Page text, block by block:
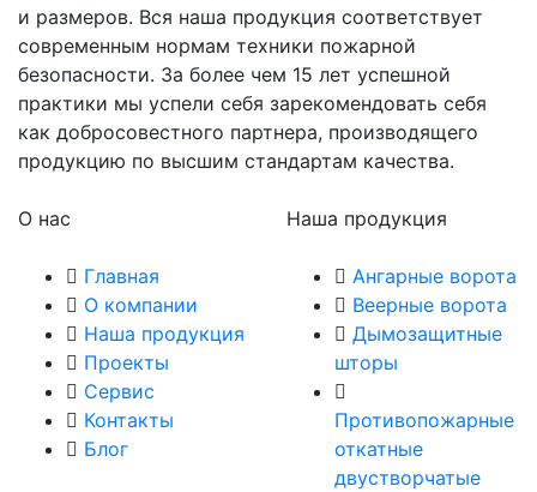
и размеров. Вся наша продукция соответствует
современным нормам техники пожарной
безопасности. За более чем 15 лет успешной
практики мы успели себя зарекомендовать себя
как добросовестного партнера, производящего
продукцию по высшим стандартам качества.
О нас
Главная
О компании
Наша продукция
Проекты
Сервис
Контакты
Блог
Наша продукция
Ангарные ворота
Веерные ворота
Дымозащитные
шторы
Противопожарные
откатные
двустворчатые